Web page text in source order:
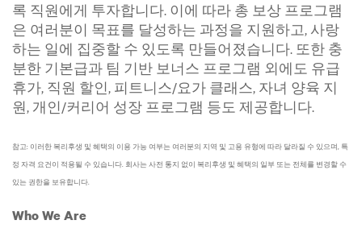
록 직원에게 투자합니다. 이에 따라 총 보상 프로그램
은 여러분이 목표를 달성하는 과정을 지원하고, 사랑
하는 일에 집중할 수 있도록 만들어졌습니다. 또한 충
분한 기본급과 팀 기반 보너스 프로그램 외에도 유급
휴가, 직원 할인, 피트니스/요가 클래스, 자녀 양육 지
원, 개인/커리어 성장 프로그램 등도 제공합니다.
참고: 이러한 복리후생 및 혜택의 이용 가능 여부는 여러분의 지역 및 고용 유형에 따라 달라질 수 있으며, 특
정 자격 요건이 적용될 수 있습니다. 회사는 사전 통지 없이 복리후생 및 혜택의 일부 또는 전체를 변경할 수
있는 권한을 보유합니다.
Who We Are